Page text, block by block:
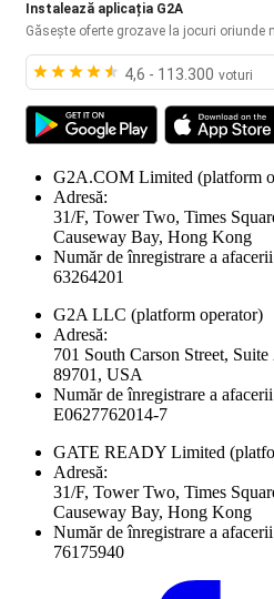
Instalează aplicația G2A
Găsește oferte grozave la jocuri oriunde
4,6 - 113.300 voturi
G2A.COM Limited (platform
Adresă:
31/F, Tower Two, Times
Causeway Bay, Hong Kong
Număr de înregistrare a
63264201
G2A LLC (platform operator)
Adresă:
701 South Carson Street,
89701, USA
Număr de înregistrare a
E0627762014-7
GATE READY Limited
Adresă:
31/F, Tower Two, Times
Causeway Bay, Hong Kong
Număr de înregistrare a
76175940